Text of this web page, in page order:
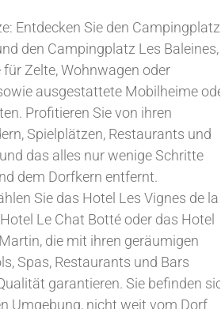
Entdecken Sie den Campingplatz
den Campingplatz Les Baleines,
Zelte, Wohnwagen oder
ausgestattete Mobilheime
Profitieren Sie von ihren
Spielplätzen, Restaurants und
das alles nur wenige Schritte
dem Dorfkern entfernt.
Sie das Hotel Les Vignes de la
Le Chat Botté oder das Hotel
die mit ihren geräumigen
Spas, Restaurants und Bars
garantieren. Sie befinden
Umgebung, nicht weit vom Dorf